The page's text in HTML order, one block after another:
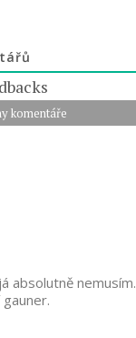
komentáře
absolutně nemusím.